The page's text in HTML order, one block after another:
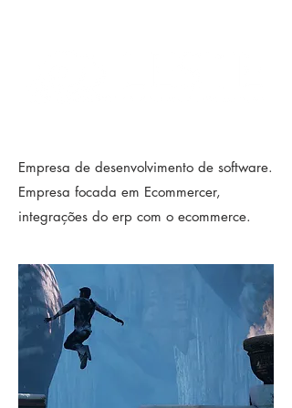
Empresa de desenvolvimento de software.
Empresa focada em Ecommercer,
integrações do erp com o ecommerce.